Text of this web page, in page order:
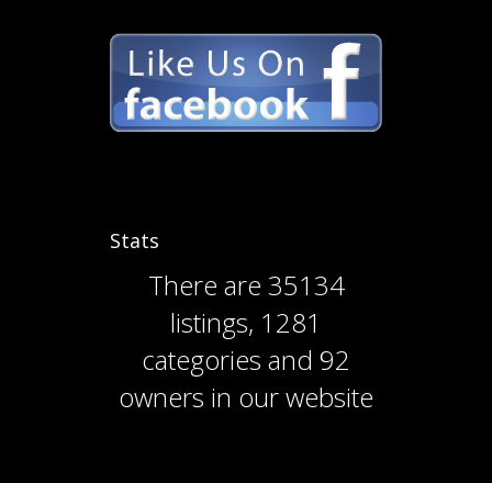
Stats
There are 35134
listings, 1281
categories and 92
owners in our website